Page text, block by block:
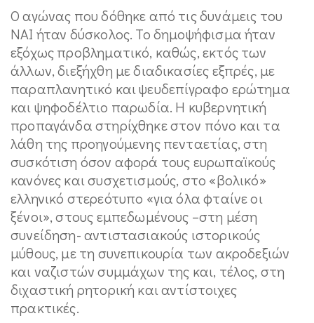
Ο αγώνας που δόθηκε από τις δυνάμεις του
ΝΑΙ ήταν δύσκολος. Το δημοψήφισμα ήταν
εξόχως προβληματικό, καθώς, εκτός των
άλλων, διεξήχθη με διαδικασίες εξπρές, με
παραπλανητικό και ψευδεπίγραφο ερώτημα
και ψηφοδέλτιο παρωδία. Η κυβερνητική
προπαγάνδα στηρίχθηκε στον πόνο και τα
λάθη της προηγούμενης πενταετίας, στη
συσκότιση όσον αφορά τους ευρωπαϊκούς
κανόνες και συσχετισμούς, στο «βολικό»
ελληνικό στερεότυπο «για όλα φταίνε οι
ξένοι», στους εμπεδωμένους –στη μέση
συνείδηση- αντιστασιακούς ιστορικούς
μύθους, με τη συνεπικουρία των ακροδεξιών
και ναζιστών συμμάχων της και, τέλος, στη
διχαστική ρητορική και αντίστοιχες
πρακτικές.